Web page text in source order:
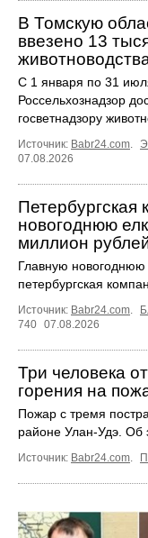
В Томскую
ввезено 13
С 1 января по 31
Россельхознадзор
госветнадзору
Источник: Babr24.com.
07.08.2026
Петербургская
новогоднюю
миллион
Главную новогоднюю
петербургская
Источник: Babr24.com.
740 07.08.2026
Три человека
горения на
Пожар с тремя
районе Улан-Удэ. Об
Источник: Babr24.com.